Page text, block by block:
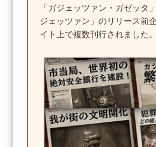
「ガジェッツァン・ガゼッタ
ジェッツァン」のリリース前
イト上で複数刊行されました。